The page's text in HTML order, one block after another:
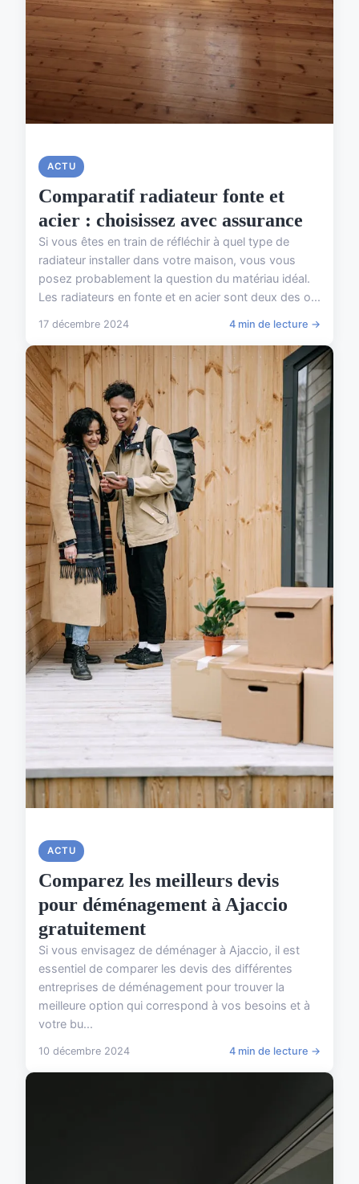
ACTU
Comparatif radiateur fonte et
acier : choisissez avec assurance
Si vous êtes en train de réfléchir à quel type de
radiateur installer dans votre maison, vous vous
posez probablement la question du matériau idéal.
Les radiateurs en fonte et en acier sont deux des o...
17 décembre 2024 4 min de lecture →
ACTU
Comparez les meilleurs devis
pour déménagement à Ajaccio
gratuitement
Si vous envisagez de déménager à Ajaccio, il est
essentiel de comparer les devis des différentes
entreprises de déménagement pour trouver la
meilleure option qui correspond à vos besoins et à
votre bu...
10 décembre 2024 4 min de lecture →